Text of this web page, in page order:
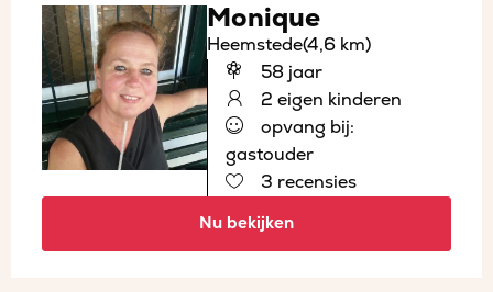
Monique
Heemstede(4,6 km)
58 jaar
2 eigen kinderen
opvang bij:
gastouder
3 recensies
Nu bekijken